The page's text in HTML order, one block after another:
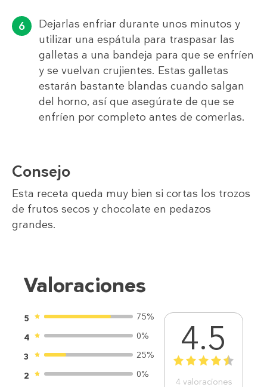
Dejarlas enfriar durante unos minutos y
utilizar una espátula para traspasar las
galletas a una bandeja para que se enfríen
y se vuelvan crujientes. Estas galletas
estarán bastante blandas cuando salgan
del horno, así que asegúrate de que se
enfríen por completo antes de comerlas.
Consejo
Esta receta queda muy bien si cortas los trozos
de frutos secos y chocolate en pedazos
grandes.
Valoraciones
5
75%
4
0%
3
25%
2
0%
4.5
1 2 3 4 5
4 valoraciones